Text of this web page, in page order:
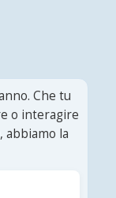
Che tu
o interagire
abbiamo la